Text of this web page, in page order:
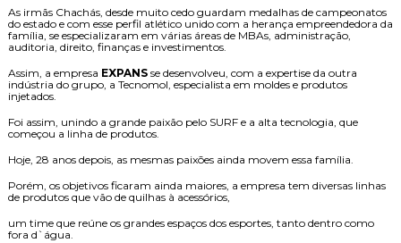
As irmãs Chachás, desde muito cedo guardam medalhas de campeonatos
do estado e com esse perfil atlético unido com a herança empreendedora da
família, se especializaram em várias áreas de MBAs, administração,
auditoria, direito, finanças e investimentos.
Assim, a empresa EXPANS se desenvolveu, com a expertise da outra
indústria do grupo, a Tecnomol, especialista em moldes e produtos
injetados.
Foi assim, unindo a grande paixão pelo SURF e a alta tecnologia, que
começou a linha de produtos.
Hoje, 28 anos depois, as mesmas paixões ainda movem essa família.
Porém, os objetivos ficaram ainda maiores, a empresa tem diversas linhas
de produtos que vão de quilhas à acessórios,
um time que reúne os grandes espaços dos esportes, tanto dentro como
fora d`água.